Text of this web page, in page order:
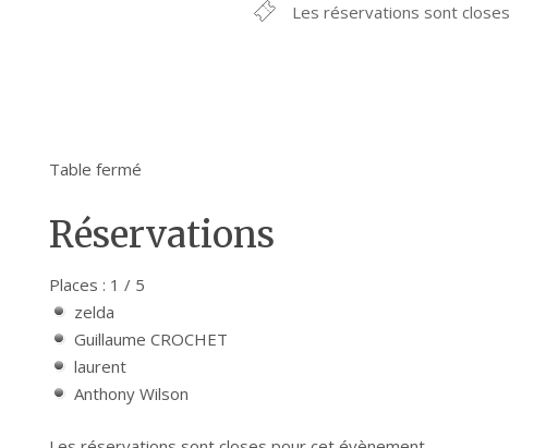
Les réservations sont closes
Table fermé
Réservations
Places : 1 / 5
zelda
Guillaume CROCHET
laurent
Anthony Wilson